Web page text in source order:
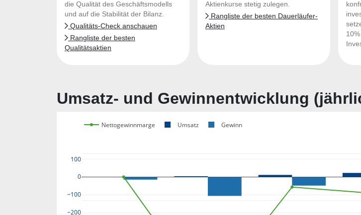
die Qualität des Geschäftsmodells
und auf die Stabilität der Bilanz.
Qualitäts-Check anschauen
Rangliste der besten
Qualitätsaktien
Aktienkurse stetig zulegen.
Rangliste der besten Dauerläufer-
Aktien
Umsatz- und Gewinnentwicklung
−200
−100
0
100
Nettogewinnmarge Umsatz Gewinn